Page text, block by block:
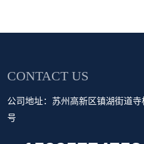
CONTACT US
公司地址：苏州高新区镇湖街道寺
号